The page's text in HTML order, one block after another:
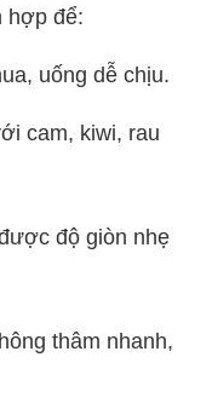
hợp để:
uống dễ chịu.
cam, kiwi, rau
độ giòn nhẹ
thâm nhanh,